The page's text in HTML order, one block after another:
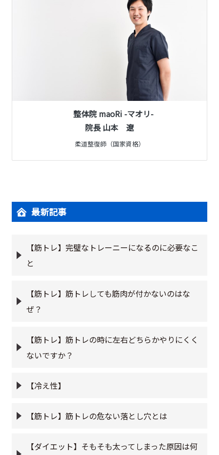
整体院 maoRi -マオリ-
院長 山本 遼
柔道整復師（国家資格）
最新記事
【筋トレ】完璧なトレーニーになるのに必要なこ
と
【筋トレ】筋トレしても筋肉が付かないのはな
ぜ？
【筋トレ】筋トレの時に左右どちらかやりにくく
ないですか？
【冷え性】
【筋トレ】筋トレの危ない落とし穴とは
【ダイエット】そもそも太ってしまった原因は何